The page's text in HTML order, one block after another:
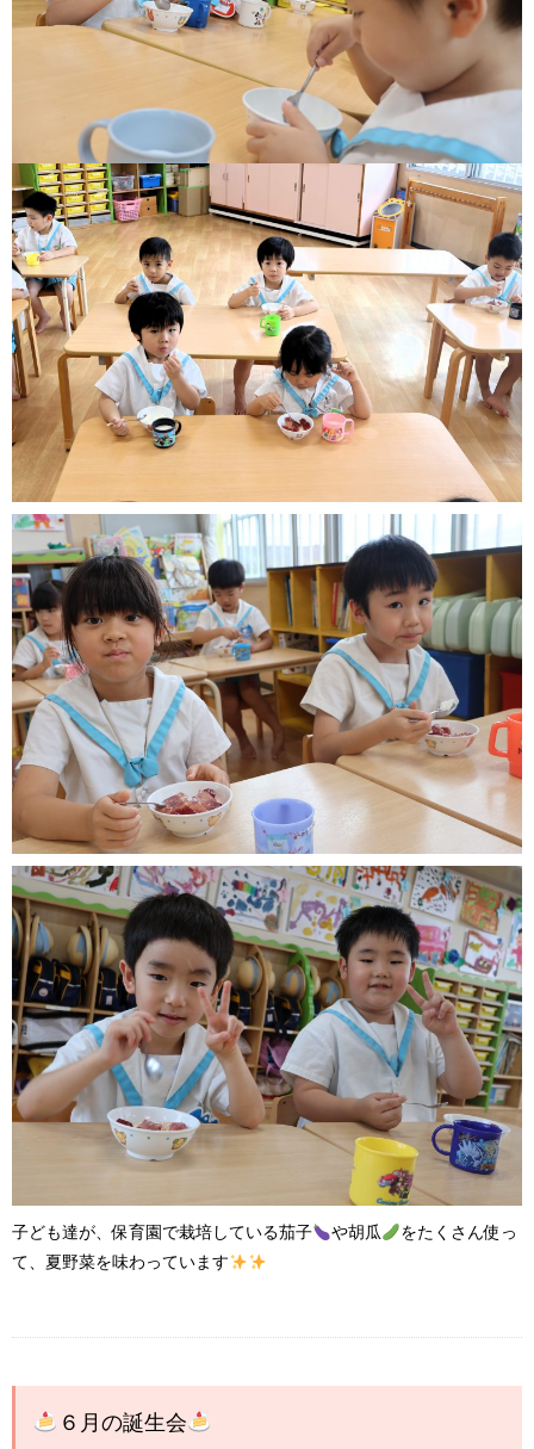
子ども達が、保育園で栽培している茄子 や胡瓜
をたくさん使っ
て、夏野菜を味わっています
６月の誕生会